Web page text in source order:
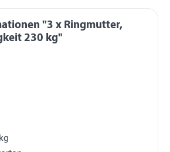
"3 x Ringmutter,
230 kg"